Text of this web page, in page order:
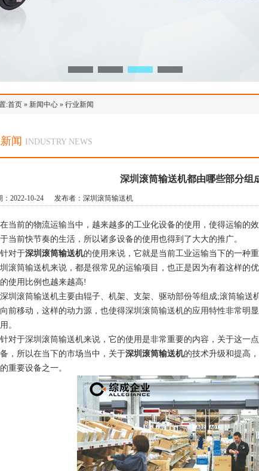
:首页 » 新闻中心 »行业新闻
闻 INDUSTRY NEWS
深圳滚筒输送机都由哪些部分组
：2022-10-24 发布者：深圳滚筒输送机
在当前的物流运输当中，越来越多的工业化设备的使用，使得运输的
当前快节奏的生活，所以诸多设备的使用也得到了大大的推广。
针对于深圳滚筒输送机的使用来说，它就是当前工业运输当下的一种
滚筒输送机来说，都是很常见的运输项目，也正是因为有着这样的
使用比例也越来越高!
深圳滚筒输送机主要由辊子、机架、支架、驱动部份等组成;滚筒输送
前移动，这样的动力源，也使得深圳滚筒输送机的应用特性非常明
。
针对于深圳滚筒输送机来说，它的使用是非常重要的内容，关于这一
，所以在当下的市场当中，关于深圳滚筒输送机的技术升级和提高
重要设备之一。